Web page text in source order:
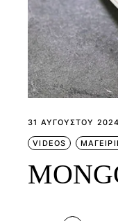
31 ΑΥΓΟΎΣΤΟΥ 2024
VIDEOS